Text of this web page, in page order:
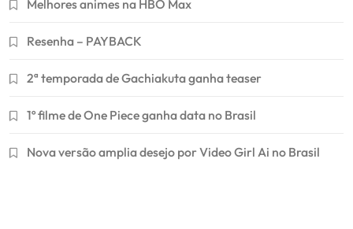
Melhores animes na HBO Max
Resenha – PAYBACK
2ª temporada de Gachiakuta ganha teaser
1º filme de One Piece ganha data no Brasil
Nova versão amplia desejo por Video Girl Ai no Brasil